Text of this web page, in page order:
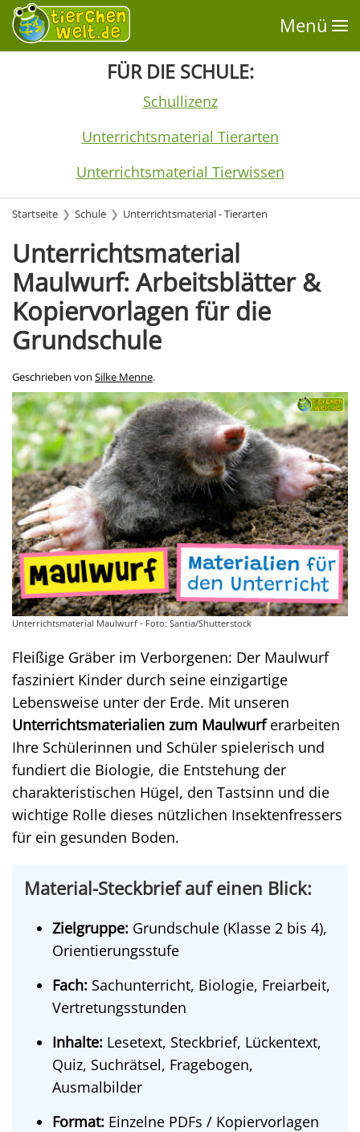
Menü
FÜR DIE SCHULE:
Schullizenz
Unterrichtsmaterial Tierarten
Unterrichtsmaterial Tierwissen
Startseite Schule Unterrichtsmaterial - Tierarten
Unterrichtsmaterial
Maulwurf: Arbeitsblätter &
Kopiervorlagen für die
Grundschule
Geschrieben von Silke Menne.
Unterrichtsmaterial Maulwurf - Foto: Santia/Shutterstock
Fleißige Gräber im Verborgenen: Der Maulwurf
fasziniert Kinder durch seine einzigartige
Lebensweise unter der Erde. Mit unseren
Unterrichtsmaterialien zum Maulwurferarbeiten
Ihre Schülerinnen und Schüler spielerisch und
fundiert die Biologie, die Entstehung der
charakteristischen Hügel, den Tastsinn und die
wichtige Rolle dieses nützlichen Insektenfressers
für ein gesunden Boden.
Material-Steckbrief auf einen Blick:
Zielgruppe: Grundschule (Klasse 2 bis 4),
Orientierungsstufe
Fach: Sachunterricht, Biologie, Freiarbeit,
Vertretungsstunden
Inhalte: Lesetext, Steckbrief, Lückentext,
Quiz, Suchrätsel, Fragebogen,
Ausmalbilder
Format: Einzelne PDFs / Kopiervorlagen